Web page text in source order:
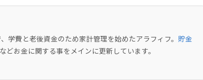
学費と老後資金のため家計管理を始めたアラフィフ。 貯金
などお金に関する事をメインに更新しています。